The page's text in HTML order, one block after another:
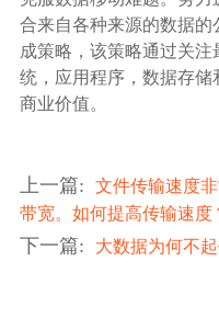
合来自各种来源的数据
成策略，该策略通过关
统，应用程序，数据存
商业价值。
上一篇:
文件传输速度
带宽。如何提高传输速度
下一篇: 大数据为何不